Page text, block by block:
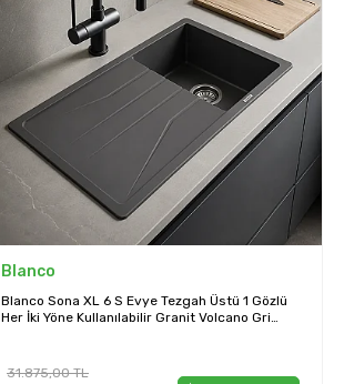
Blanco
Blanco Sona XL 6 S Evye Tezgah Üstü 1 Gözlü
Her İki Yöne Kullanılabilir Granit Volcano Gri
31.875,00TL